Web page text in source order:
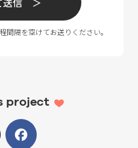
project
シェアFacebook